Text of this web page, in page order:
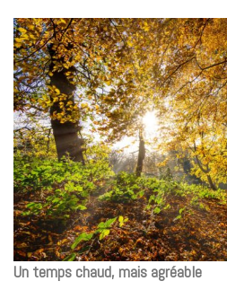
Un temps chaud, mais agréable